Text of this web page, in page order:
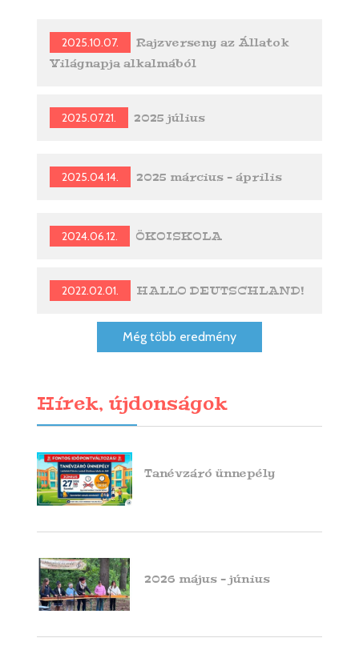
2025.10.07.
Rajzverseny az Állatok
Világnapja alkalmából
2025.07.21. 2025 július
2025.04.14. 2025 március - április
2024.06.12. ÖKOISKOLA
2022.02.01. HALLO DEUTSCHLAND!
Még több eredmény
Hírek, újdonságok
Tanévzáró ünnepély
2026 május - június